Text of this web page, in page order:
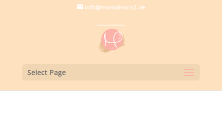
info@mamahoch2.de
Select Page